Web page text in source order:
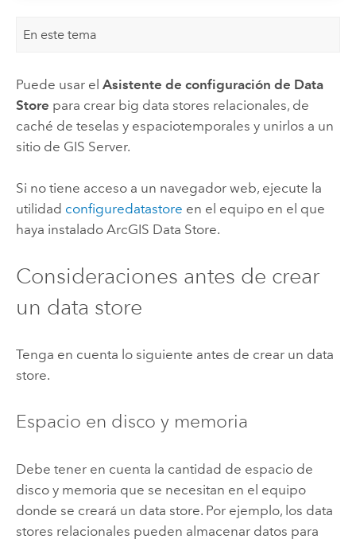
En este tema
Puede usar el Asistente de configuración de Data
Store para crear big data stores relacionales, de
caché de teselas y espaciotemporales y unirlos a un
sitio de GIS Server.
Si no tiene acceso a un navegador web, ejecute la
utilidad configuredatastore en el equipo en el que
haya instalado ArcGIS Data Store.
Consideraciones antes de crear
un data store
Tenga en cuenta lo siguiente antes de crear un data
store.
Espacio en disco y memoria
Debe tener en cuenta la cantidad de espacio de
disco y memoria que se necesitan en el equipo
donde se creará un data store. Por ejemplo, los data
stores relacionales pueden almacenar datos para